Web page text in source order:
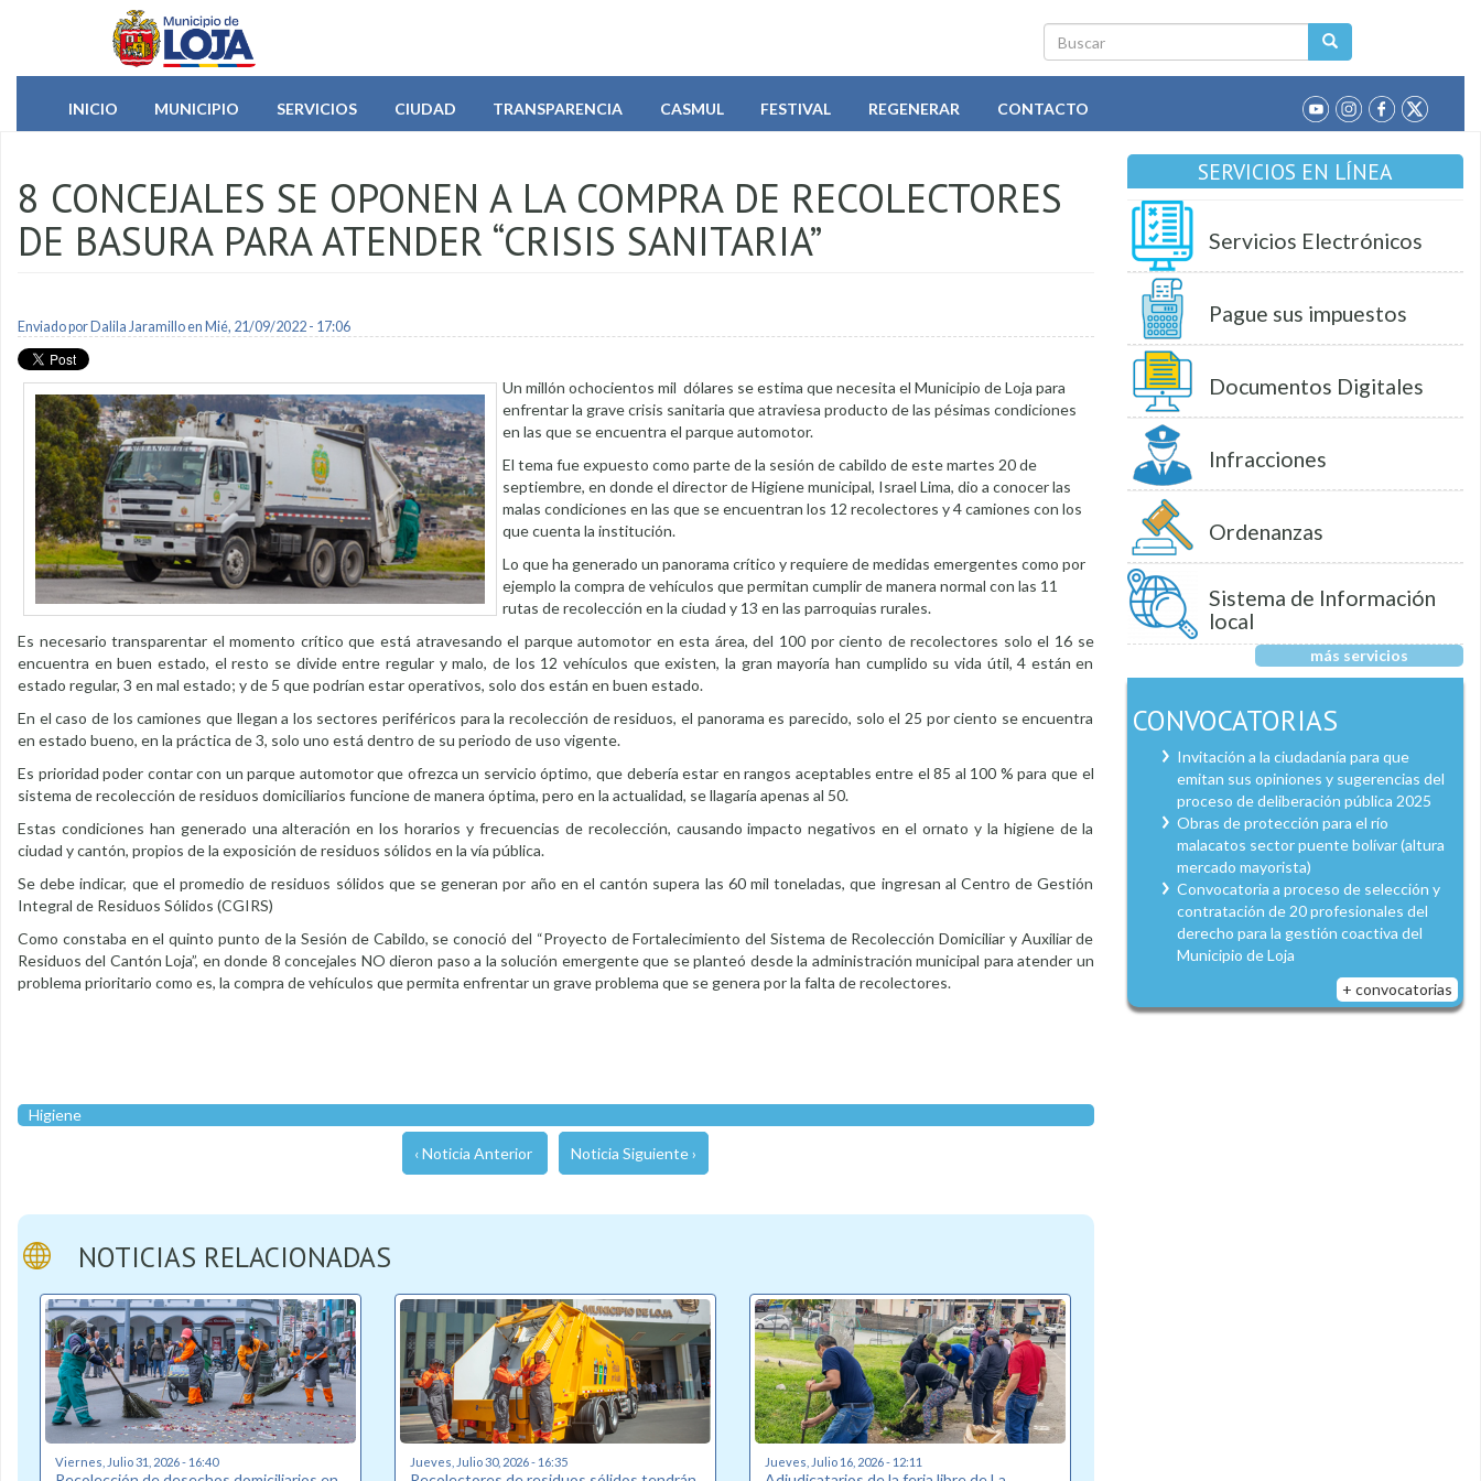
Pasar al contenido principal
Buscar
INICIO
MUNICIPIO SERVICIOS CIUDAD TRANSPARENCIA CASMUL FESTIVAL REGENERAR CONTACTO
8 CONCEJALES SE OPONEN A LA COMPRA DE RECOLECTORES
DE BASURA PARA ATENDER “CRISIS SANITARIA”
Enviado por Dalila Jaramilloen Mié, 21/09/2022 - 17:06
Un millón ochocientos mil dólares se estima que necesita el Municipio de Loja para
enfrentar la grave crisis sanitaria que atraviesa producto de las pésimas condiciones
en las que se encuentra el parque automotor.
El tema fue expuesto como parte de la sesión de cabildo de este martes 20 de
septiembre, en donde el director de Higiene municipal, Israel Lima, dio a conocer las
malas condiciones en las que se encuentran los 12 recolectores y 4 camiones con los
que cuenta la institución.
Lo que ha generado un panorama crítico y requiere de medidas emergentes como por
ejemplo la compra de vehículos que permitan cumplir de manera normal con las 11
rutas de recolección en la ciudad y 13 en las parroquias rurales.
Es necesario transparentar el momento crítico que está atravesando el parque automotor en esta área, del 100 por ciento de recolectores solo el 16 se
encuentra en buen estado, el resto se divide entre regular y malo, de los 12 vehículos que existen, la gran mayoría han cumplido su vida útil, 4 están en
estado regular, 3 en mal estado; y de 5 que podrían estar operativos, solo dos están en buen estado.
En el caso de los camiones que llegan a los sectores periféricos para la recolección de residuos, el panorama es parecido, solo el 25 por ciento se encuentra
en estado bueno, en la práctica de 3, solo uno está dentro de su periodo de uso vigente.
Es prioridad poder contar con un parque automotor que ofrezca un servicio óptimo, que debería estar en rangos aceptables entre el 85 al 100 % para que el
sistema de recolección de residuos domiciliarios funcione de manera óptima, pero en la actualidad, se llagaría apenas al 50.
Estas condiciones han generado una alteración en los horarios y frecuencias de recolección, causando impacto negativos en el ornato y la higiene de la
ciudad y cantón, propios de la exposición de residuos sólidos en la vía pública.
Se debe indicar, que el promedio de residuos sólidos que se generan por año en el cantón supera las 60 mil toneladas, que ingresan al Centro de Gestión
Integral de Residuos Sólidos (CGIRS)
Como constaba en el quinto punto de la Sesión de Cabildo, se conoció del “Proyecto de Fortalecimiento del Sistema de Recolección Domiciliar y Auxiliar de
Residuos del Cantón Loja”, en donde 8 concejales NO dieron paso a la solución emergente que se planteó desde la administración municipal para atender un
problema prioritario como es, la compra de vehículos que permita enfrentar un grave problema que se genera por la falta de recolectores.
Higiene
‹ Noticia Anterior Noticia Siguiente ›
NOTICIAS RELACIONADAS
Viernes, Julio 31, 2026 - 16:40 Jueves, Julio 30, 2026 - 16:35 Jueves, Julio 16, 2026 - 12:11
SERVICIOS EN LÍNEA
Servicios Electrónicos
Pague sus impuestos
Documentos Digitales
Infracciones
Ordenanzas
Sistema de Información
local
más servicios
CONVOCATORIAS
Invitación a la ciudadanía para que
emitan sus opiniones y sugerencias del
proceso de deliberación pública 2025
Obras de protección para el río
malacatos sector puente bolívar (altura
mercado mayorista)
Convocatoria a proceso de selección y
contratación de 20 profesionales del
derecho para la gestión coactiva del
Municipio de Loja
+ convocatorias